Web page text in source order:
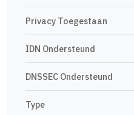
Privacy Toegestaan
IDN Ondersteund
DNSSEC Ondersteund
Type